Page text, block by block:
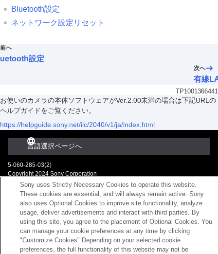
Bluetooth設定
ネットワーク設定リセット
前へ
設定
次へ
有線
TP1001366441
お使いのカメラの本体ソフトウェアがVer.2.00未満の場合は下記URLの
ヘルプガイドをご覧ください。
https://helpguide.sony.net/ilc/2040/v1/ja/index.html
言語選択ページへ
5-060-285-03(2)
Copyright 2024 Sony Corporation
Sony uses Strictly Necessary Cookies to operate this website.
These cookies are essential, and will always remain active. Sony
also uses Optional Cookies to improve site functionality, analyze
usage, deliver advertisements and interact with third parties. By
using this site, you agree to the placement of Optional Cookies. You
can manage your cookie preferences at any time by clicking
"Customize Cookies" Depending on your selected cookie
preferences, the full functionality of this website may not be